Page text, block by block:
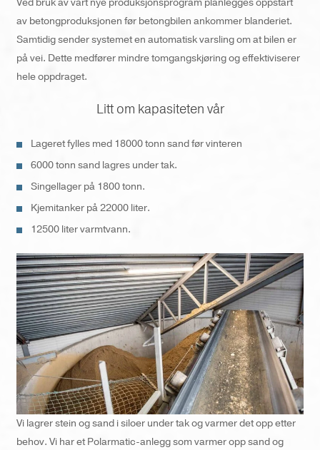
av betongproduksjonen før betongbilen ankommer blanderiet.
Samtidig sender systemet en automatisk varsling om at bilen er
på vei. Dette medfører mindre tomgangskjøring og effektiviserer
hele oppdraget.
Litt om kapasiteten vår
Lageret fylles med 18000 tonn sand før vinteren
6000 tonn sand lagres under tak.
Singellager på 1800 tonn.
Kjemitanker på 22000 liter.
12500 liter varmtvann.
Vi lagrer stein og sand i siloer under tak og varmer det opp etter
behov. Vi har et Polarmatic-anlegg som varmer opp sand og